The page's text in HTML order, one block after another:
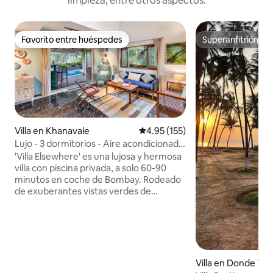
Favorito entre huéspedes
Favorito entre huéspedes
Villa en Khanavale Calificación promedio: 4.95 de
4.95 (155)
Lujo - 3 dormitorios - Aire acondicionado
- Villa con piscina - en Panvel
'Villa Elsewhere' es una lujosa y hermosa
villa con piscina privada, a solo 60-90
minutos en coche de Bombay. Rodeado
de exuberantes vistas verdes de
Superanfitrión
Superanfitrión
Villa en Donde